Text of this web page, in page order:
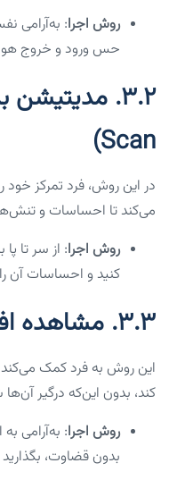
روش اجرا: به‌آرامی
حس ورود و خروج
Scan)
در این روش، فرد تمرکز
می‌کند تا احساسات و
روش اجرا: از سر تا
کنید و احساسات آن را
۳.۳. مشاهده افکار و احساسات
این روش به فرد کمک
کند، بدون این‌که درگیر
روش اجرا: به‌آرامی
بدون قضاوت، بگذارید